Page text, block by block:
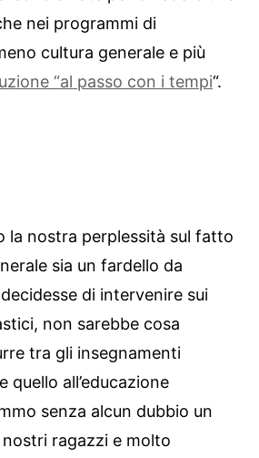
nei programmi di
cultura generale e più
“al passo con i tempi“.
la nostra perplessità sul fatto
sia un fardello da
di intervenire sui
non sarebbe cosa
tra gli insegnamenti
quello all’educazione
senza alcun dubbio un
ragazzi e molto